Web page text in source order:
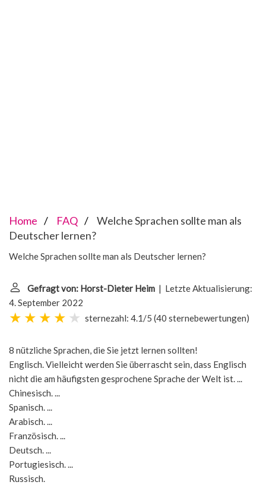
Home FAQ
Welche Sprachen sollte man als
Deutscher lernen?
Welche Sprachen sollte man als Deutscher lernen?
Gefragt von: Horst-Dieter Heim | Letzte Aktualisierung:
4. September 2022
sternezahl: 4.1/5 (40 sternebewertungen)
8 nützliche Sprachen, die Sie jetzt lernen sollten!
Englisch. Vielleicht werden Sie überrascht sein, dass Englisch
nicht die am häufigsten gesprochene Sprache der Welt ist. ...
Chinesisch. ...
Spanisch. ...
Arabisch. ...
Französisch. ...
Deutsch. ...
Portugiesisch. ...
Russisch.